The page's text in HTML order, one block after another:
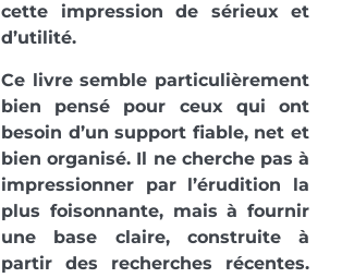
cette impression de sérieux et
d’utilité.
Ce livre semble particulièrement
bien pensé pour ceux qui ont
besoin d’un support fiable, net et
bien organisé. Il ne cherche pas à
impressionner par l’érudition la
plus foisonnante, mais à fournir
une base claire, construite à
partir des recherches récentes.